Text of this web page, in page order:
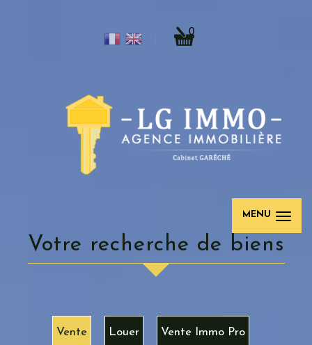
0
MENU
votre recherche de biens
Vente Louer Vente Immo Pro